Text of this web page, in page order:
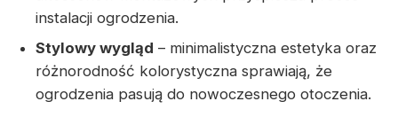
instalacji ogrodzenia.
Stylowy wygląd – minimalistyczna estetyka oraz
różnorodność kolorystyczna sprawiają, że
ogrodzenia pasują do nowoczesnego otoczenia.